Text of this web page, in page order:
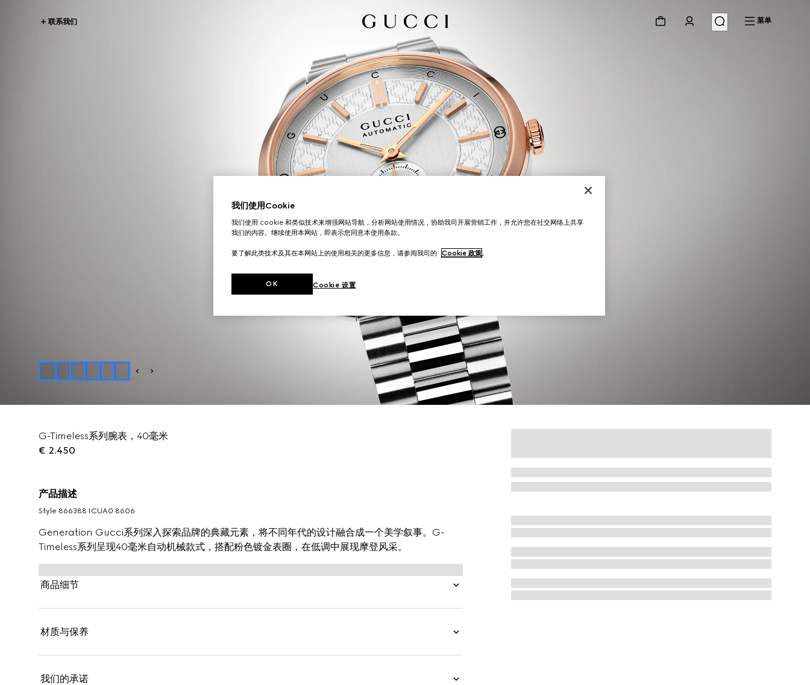
联系我们 菜单
G-Timeless系列腕表，40毫米
€ 2.450
产品描述
Style ‎866388 ICUA0 8606
Generation Gucci系列深入探索品牌的典藏元素，将不同年代的设计融合成一个美学叙事。G-
Timeless系列呈现40毫米自动机械款式，搭配粉色镀金表圈，在低调中展现摩登风采。
商品细节
材质与保养
我们的承诺
我们使用Cookie
我们使用 cookie 和类似技术来增强网站导航，分析网站使用情况，协助我司开展营销工作，并允许您在社交网络上共享
我们的内容。继续使用本网站，即表示您同意本使用条款。
要了解此类技术及其在本网站上的使用相关的更多信息，请参阅我司的 Cookie 政策。
Cookie 设置
OK